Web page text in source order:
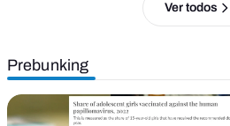
Ver todos
Prebunking